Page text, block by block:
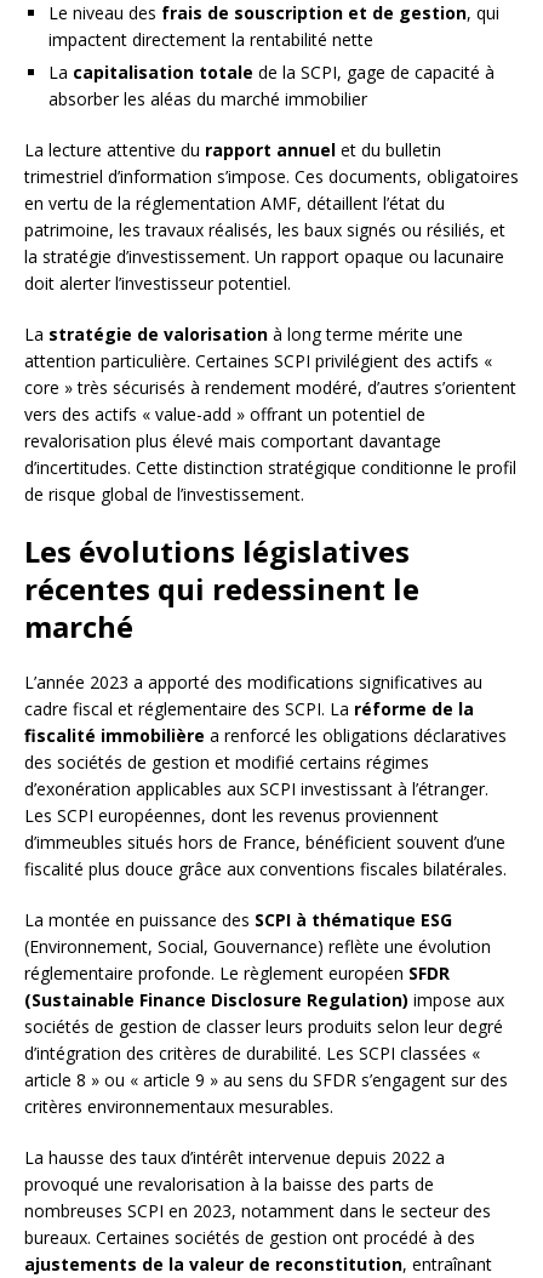
Le niveau des frais de souscription et de gestion, qui
impactent directement la rentabilité nette
La capitalisation totale de la SCPI, gage de capacité à
absorber les aléas du marché immobilier
La lecture attentive du rapport annuel et du bulletin
trimestriel d’information s’impose. Ces documents, obligatoires
en vertu de la réglementation AMF, détaillent l’état du
patrimoine, les travaux réalisés, les baux signés ou résiliés, et
la stratégie d’investissement. Un rapport opaque ou lacunaire
doit alerter l’investisseur potentiel.
La stratégie de valorisation à long terme mérite une
attention particulière. Certaines SCPI privilégient des actifs «
core » très sécurisés à rendement modéré, d’autres s’orientent
vers des actifs « value-add » offrant un potentiel de
revalorisation plus élevé mais comportant davantage
d’incertitudes. Cette distinction stratégique conditionne le profil
de risque global de l’investissement.
Les évolutions législatives
récentes qui redessinent le
marché
L’année 2023 a apporté des modifications significatives au
cadre fiscal et réglementaire des SCPI. La réforme de la
fiscalité immobilière a renforcé les obligations déclaratives
des sociétés de gestion et modifié certains régimes
d’exonération applicables aux SCPI investissant à l’étranger.
Les SCPI européennes, dont les revenus proviennent
d’immeubles situés hors de France, bénéficient souvent d’une
fiscalité plus douce grâce aux conventions fiscales bilatérales.
La montée en puissance des SCPI à thématique ESG
(Environnement, Social, Gouvernance) reflète une évolution
réglementaire profonde. Le règlement européen SFDR
(Sustainable Finance Disclosure Regulation) impose aux
sociétés de gestion de classer leurs produits selon leur degré
d’intégration des critères de durabilité. Les SCPI classées «
article 8 » ou « article 9 » au sens du SFDR s’engagent sur des
critères environnementaux mesurables.
La hausse des taux d’intérêt intervenue depuis 2022 a
provoqué une revalorisation à la baisse des parts de
nombreuses SCPI en 2023, notamment dans le secteur des
bureaux. Certaines sociétés de gestion ont procédé à des
ajustements de la valeur de reconstitution, entraînant